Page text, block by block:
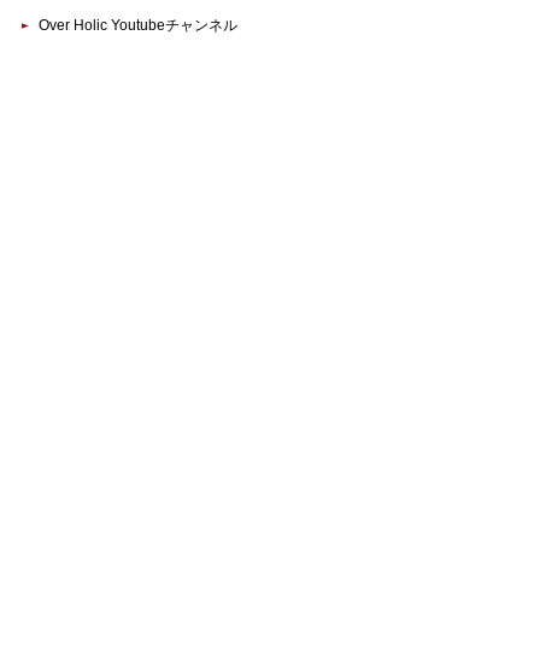
Over Holic Youtubeチャンネル